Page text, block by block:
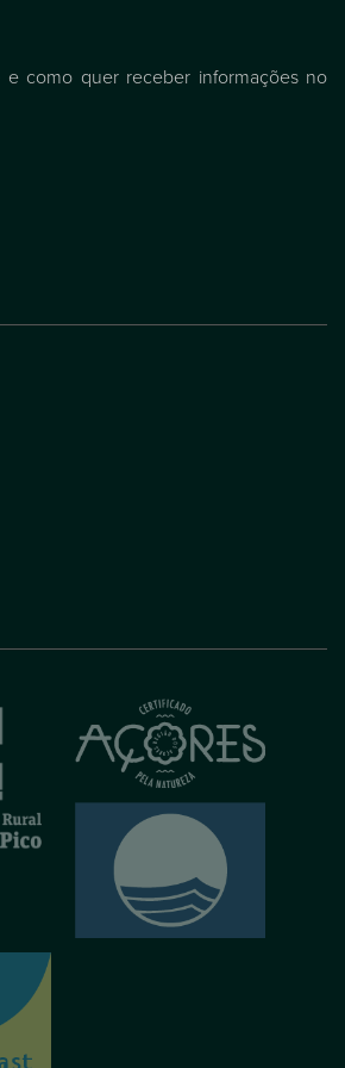
e como quer receber informações no